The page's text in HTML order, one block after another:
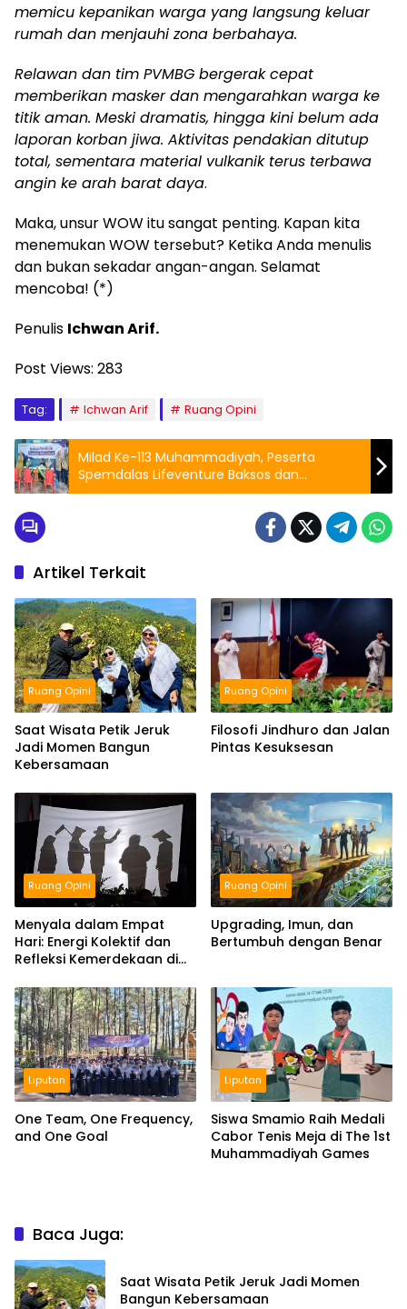
memicu kepanikan warga yang langsung keluar
rumah dan menjauhi zona berbahaya.
Relawan dan tim PVMBG bergerak cepat
memberikan masker dan mengarahkan warga ke
titik aman. Meski dramatis, hingga kini belum ada
laporan korban jiwa. Aktivitas pendakian ditutup
total, sementara material vulkanik terus terbawa
angin ke arah barat daya.
Maka, unsur WOW itu sangat penting. Kapan kita
menemukan WOW tersebut? Ketika Anda menulis
dan bukan sekadar angan-angan. Selamat
mencoba! (*)
Penulis Ichwan Arif.
Post Views: 283
Tag: Ichwan Arif Ruang Opini
Milad Ke-113 Muhammadiyah, Peserta
Spemdalas Lifeventure Baksos dan
Pengobatan Gratis
Artikel Terkait
Ruang Opini
Saat Wisata Petik Jeruk
Jadi Momen Bangun
Kebersamaan
Ruang Opini
Filosofi Jindhuro dan Jalan
Pintas Kesuksesan
Ruang Opini
Menyala dalam Empat
Hari: Energi Kolektif dan
Refleksi Kemerdekaan di
Ruang Opini
Upgrading, Imun, dan
Bertumbuh dengan Benar
Liputan
One Team, One Frequency,
and One Goal
Liputan
Siswa Smamio Raih Medali
Cabor Tenis Meja di The 1st
Muhammadiyah Games
Baca Juga:
Saat Wisata Petik Jeruk Jadi Momen
Bangun Kebersamaan